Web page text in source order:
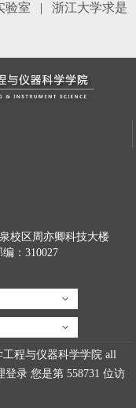
验室 |
浙江大学求是
校区周亦卿科技大楼
编：310027
工程与仪器科学学院 all
登录您是第 558731 位访